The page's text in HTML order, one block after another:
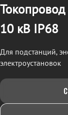
10 кВ IP68
Для подстанций,
электроустановок